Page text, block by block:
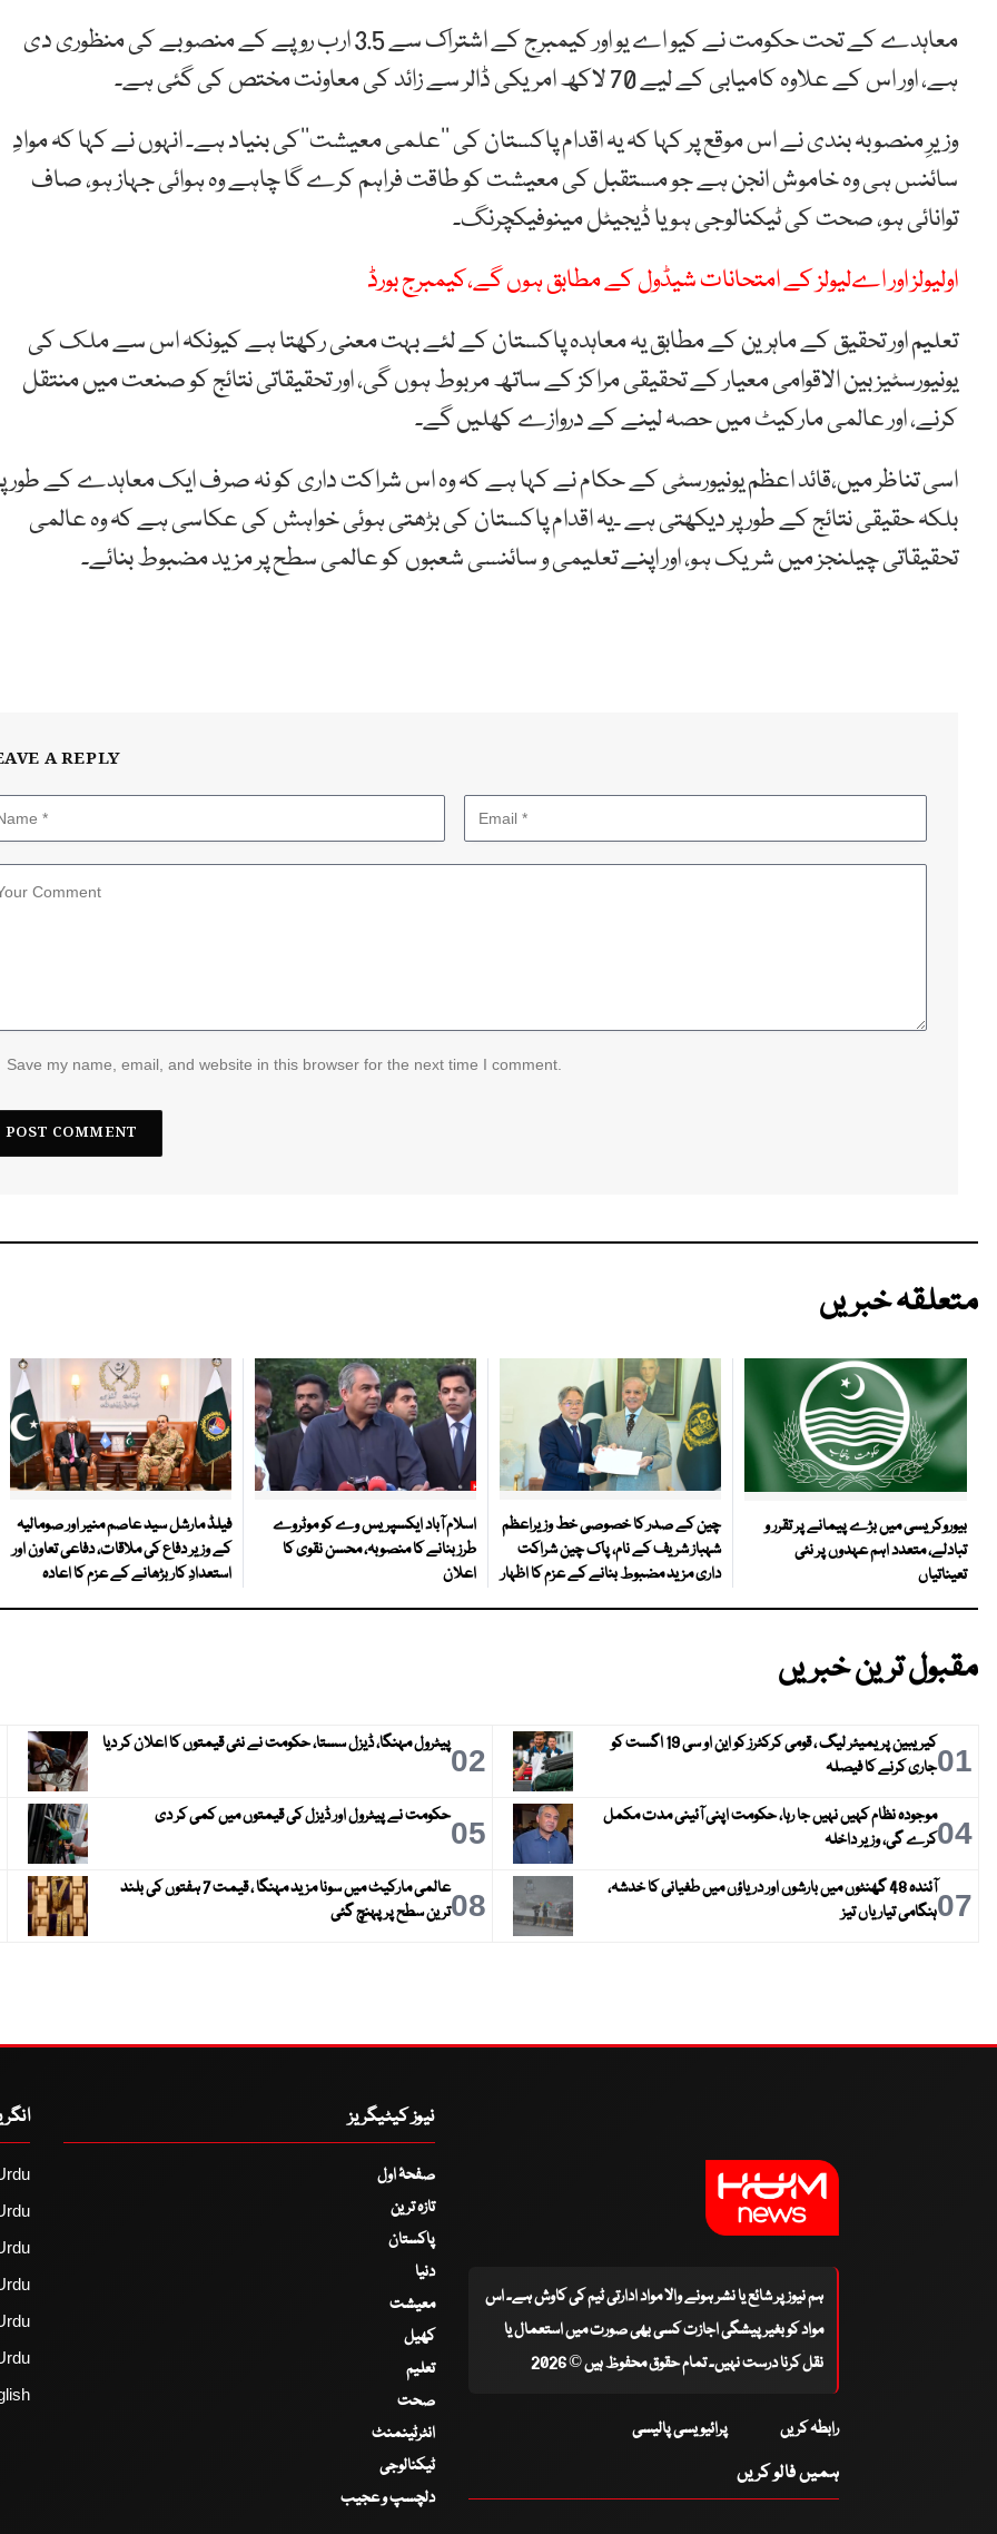
معاہدے کے تحت حکومت نے کیو اے یو اور کیمبرج کے اشتراک سے 3.5 ارب روپے کے منصوبے کی منظوری دی
ہے، اور اس کے علاوہ کامیابی کے لیے 70 لاکھ امریکی ڈالر سے زائد کی معاونت مختص کی گئی ہے۔
وزیرِ منصوبہ بندی نے اس موقع پر کہا کہ یہ اقدام پاکستان کی ’’علمی معیشت‘‘کی بنیاد ہے۔ انہوں نے کہا کہ موادِ
سائنس ہی وہ خاموش انجن ہے جو مستقبل کی معیشت کو طاقت فراہم کرے گا چاہے وہ ہوائی جہاز ہو، صاف
توانائی ہو، صحت کی ٹیکنالوجی ہو یا ڈیجیٹل مینوفیکچرنگ۔
اولیولز اور اےلیولز کے امتحانات شیڈول کے مطابق ہوں گے،کیمبرج بورڈ
تعلیم اور تحقیق کے ماہرین کے مطابق یہ معاہدہ پاکستان کے لئے بہت معنی رکھتا ہے کیونکہ اس سے ملک کی
یونیورسٹیز بین الاقوامی معیار کے تحقیقی مراکز کے ساتھ مربوط ہوں گی، اور تحقیقاتی نتائج کو صنعت میں منتقل
کرنے، اور عالمی مارکیٹ میں حصہ لینے کے دروازے کھلیں گے۔
اسی تناظر میں،قائد اعظم یونیورسٹی کے حکام نے کہا ہے کہ وہ اس شراکت داری کو نہ صرف ایک معاہدے کے طور
بلکہ حقیقی نتائج کے طور پر دیکھتی ہے ۔یہ اقدام پاکستان کی بڑھتی ہوئی خواہش کی عکاسی ہے کہ وہ عالمی
تحقیقاتی چیلنجز میں شریک ہو، اور اپنے تعلیمی و سائنسی شعبوں کو عالمی سطح پر مزید مضبوط بنائے۔
A REPLY
Save my name, email, and website in this browser for the next time I comment.
متعلقہ خبریں
بیوروکریسی میں بڑے پیمانے پر تقرر و
تبادلے، متعدد اہم عہدوں پر نئی
تعیناتیاں
چین کے صدر کا خصوصی خط وزیراعظم
شہباز شریف کے نام، پاک چین شراکت
داری مزید مضبوط بنانے کے عزم کا اظہار
اسلام آباد ایکسپریس وے کو موٹروے
طرز بنانے کا منصوبہ، محسن نقوی کا
اعلان
فیلڈ مارشل سید عاصم منیر اور صومالیہ
کے وزیر دفاع کی ملاقات، دفاعی تعاون اور
استعدادِ کار بڑھانے کے عزم کا اعادہ
مقبول ترین خبریں
01
کیریبین پریمیئر لیگ ، قومی کرکٹرز کو این او سی 19 اگست کو
جاری کرنے کا فیصلہ
02پیٹرول مہنگا، ڈیزل سستا، حکومت نے نئی قیمتوں کا اعلان کر دیا
04موجودہ نظام کہیں نہیں جا رہا، حکومت اپنی آئینی مدت مکمل
کرے گی، وزیر داخلہ
05حکومت نے پیٹرول اور ڈیزل کی قیمتوں میں کمی کر دی
07
آئندہ 48 گھنٹوں میں بارشوں اور دریاؤں میں طغیانی کا خدشہ،
ہنگامی تیاریاں تیز
08
عالمی مارکیٹ میں سونا مزید مہنگا ، قیمت 7 ہفتوں کی بلند
ترین سطح پر پہنچ گئی
ہم نیوز پر شائع یا نشر ہونے والا مواد ادارتی ٹیم کی کاوش ہے۔ اس
مواد کو بغیر پیشگی اجازت کسی بھی صورت میں استعمال یا
نقل کرنا درست نہیں۔ تمام حقوق محفوظ ہیں © 2026
رابطہ کریں پرائیویسی پالیسی
ہمیں فالو کریں
نیوز کیٹیگریز
صفحۂ اول
تازہ ترین
پاکستان
دنیا
معیشت
کھیل
تعلیم
صحت
انٹرٹینمنٹ
ٹیکنالوجی
دلچسپ و عجیب